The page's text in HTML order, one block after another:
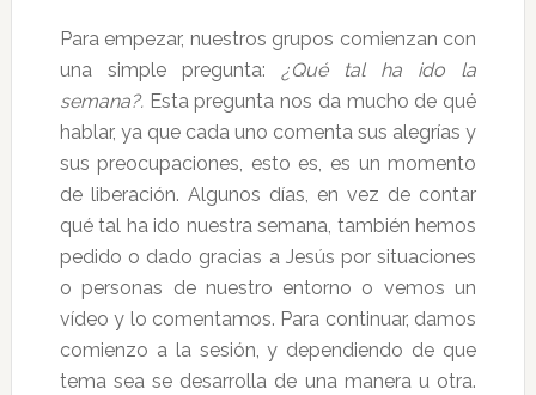
Para empezar, nuestros grupos comienzan con
una simple pregunta: ¿Qué tal ha ido la
semana?. Esta pregunta nos da mucho de qué
hablar, ya que cada uno comenta sus alegrías y
sus preocupaciones, esto es, es un momento
de liberación. Algunos días, en vez de contar
qué tal ha ido nuestra semana, también hemos
pedido o dado gracias a Jesús por situaciones
o personas de nuestro entorno o vemos un
vídeo y lo comentamos. Para continuar, damos
comienzo a la sesión, y dependiendo de que
tema sea se desarrolla de una manera u otra.